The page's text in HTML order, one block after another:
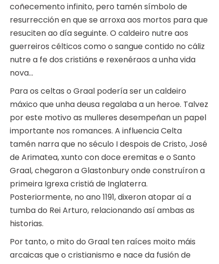
coñecemento infinito, pero tamén símbolo de
resurrección en que se arroxa aos mortos para que
resuciten ao día seguinte. O caldeiro nutre aos
guerreiros célticos como o sangue contido no cáliz
nutre a fe dos cristiáns e rexenéraos a unha vida
nova…
Para os celtas o Graal podería ser un caldeiro
máxico que unha deusa regalaba a un heroe. Talvez
por este motivo as mulleres desempeñan un papel
importante nos romances. A influencia Celta
tamén narra que no século I despois de Cristo, José
de Arimatea, xunto con doce eremitas e o Santo
Graal, chegaron a Glastonbury onde construíron a
primeira Igrexa cristiá de Inglaterra.
Posteriormente, no ano 1191, dixeron atopar aí a
tumba do Rei Arturo, relacionando así ambas as
historias.
Por tanto, o mito do Graal ten raíces moito máis
arcaicas que o cristianismo e nace da fusión de